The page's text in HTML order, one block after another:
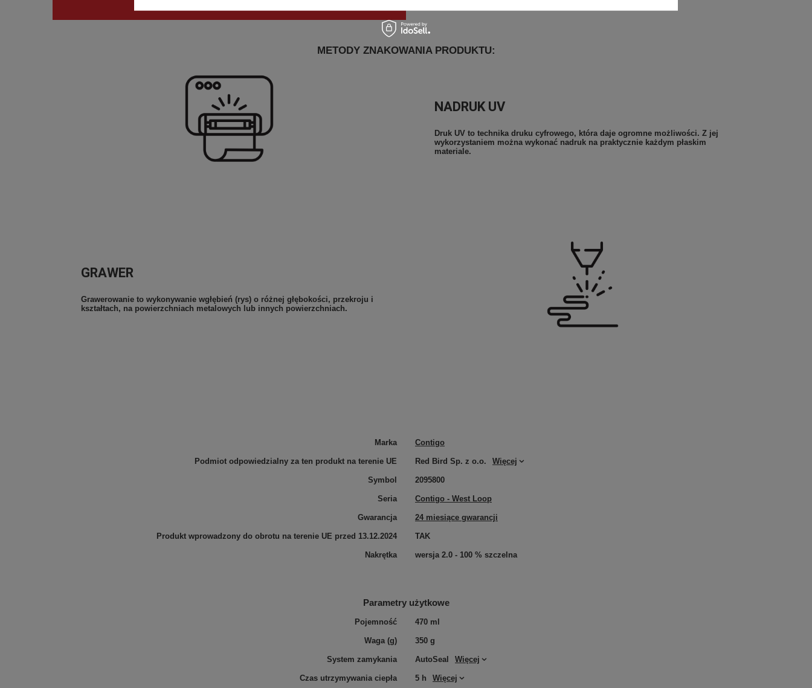
METODY ZNAKOWANIA PRODUKTU:
NADRUK UV
Druk UV to technika druku cyfrowego, która daje ogromne możliwości. Z jej
wykorzystaniem można wykonać nadruk na praktycznie każdym płaskim
materiale.
GRAWER
Grawerowanie to wykonywanie wgłębień (rys) o różnej głębokości, przekroju i
kształtach, na powierzchniach metalowych lub innych powierzchniach.
Marka Contigo
Podmiot odpowiedzialny za ten produkt na terenie UE Red Bird Sp. z o.o. Więcej
Symbol 2095800
Seria Contigo - West Loop
Gwarancja 24 miesiące gwarancji
Produkt wprowadzony do obrotu na terenie UE przed 13.12.2024 TAK
Nakrętka wersja 2.0 - 100 % szczelna
Parametry użytkowe
Pojemność 470 ml
Waga (g) 350 g
System zamykania AutoSeal Więcej
Czas utrzymywania ciepła 5 h Więcej